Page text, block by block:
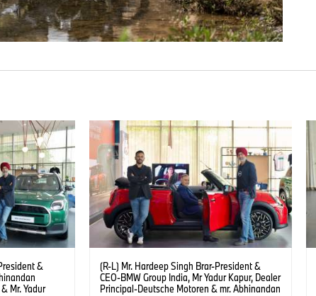
&
Mr. Yadur
(R-L) Mr. Hardeep Singh Brar-President &
CEO-BMW Group India, Mr Yadur Kapur, Dealer
Principal-Deutsche Motoren & mr. Abhinandan